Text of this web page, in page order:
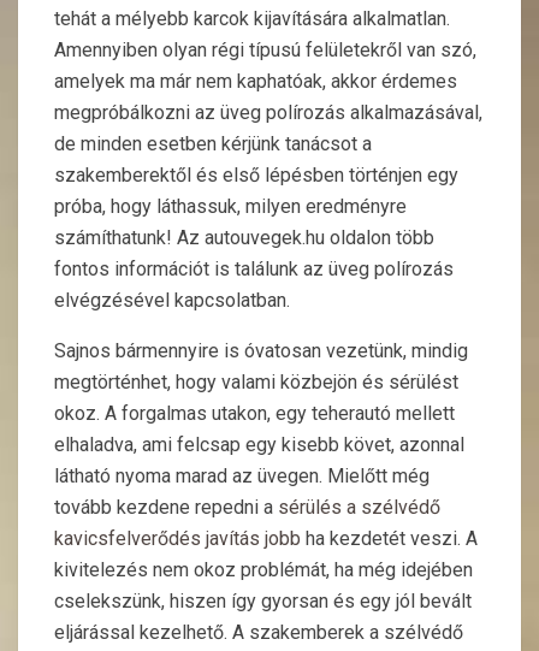
tehát a mélyebb karcok kijavítására alkalmatlan.
Amennyiben olyan régi típusú felületekről van szó,
amelyek ma már nem kaphatóak, akkor érdemes
megpróbálkozni az üveg polírozás alkalmazásával,
de minden esetben kérjünk tanácsot a
szakemberektől és első lépésben történjen egy
próba, hogy láthassuk, milyen eredményre
számíthatunk! Az autouvegek.hu oldalon több
fontos információt is találunk az üveg polírozás
elvégzésével kapcsolatban.
Sajnos bármennyire is óvatosan vezetünk, mindig
megtörténhet, hogy valami közbejön és sérülést
okoz. A forgalmas utakon, egy teherautó mellett
elhaladva, ami felcsap egy kisebb követ, azonnal
látható nyoma marad az üvegen. Mielőtt még
tovább kezdene repedni a sérülés a szélvédő
kavicsfelverődés javítás jobb ha kezdetét veszi. A
kivitelezés nem okoz problémát, ha még idejében
cselekszünk, hiszen így gyorsan és egy jól bevált
eljárással kezelhető. A szakemberek a szélvédő